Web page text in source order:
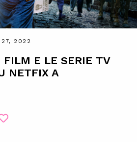
2022
FILM E LE SERIE TV
NETFIX A